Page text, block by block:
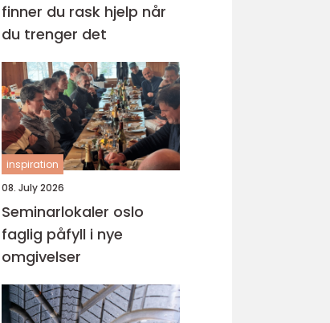
finner du rask hjelp når
du trenger det
inspiration
08. July 2026
Seminarlokaler oslo
faglig påfyll i nye
omgivelser